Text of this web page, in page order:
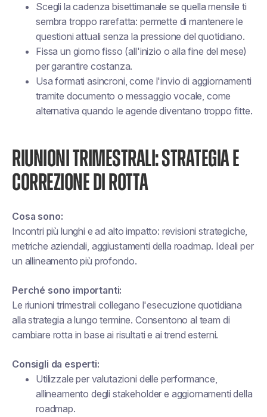
Scegli la cadenza bisettimanale se quella mensile ti
sembra troppo rarefatta: permette di mantenere le
questioni attuali senza la pressione del quotidiano.
Fissa un giorno fisso (all'inizio o alla fine del mese)
per garantire costanza.
Usa formati asincroni, come l'invio di aggiornamenti
tramite documento o messaggio vocale, come
alternativa quando le agende diventano troppo fitte.
RIUNIONI TRIMESTRALI: STRATEGIA E
CORREZIONE DI ROTTA
Cosa sono:
Incontri più lunghi e ad alto impatto: revisioni strategiche,
metriche aziendali, aggiustamenti della roadmap. Ideali per
un allineamento più profondo.
Perché sono importanti:
Le riunioni trimestrali collegano l'esecuzione quotidiana
alla strategia a lungo termine. Consentono al team di
cambiare rotta in base ai risultati e ai trend esterni.
Consigli da esperti:
Utilizzale per valutazioni delle performance,
allineamento degli stakeholder e aggiornamenti della
roadmap.